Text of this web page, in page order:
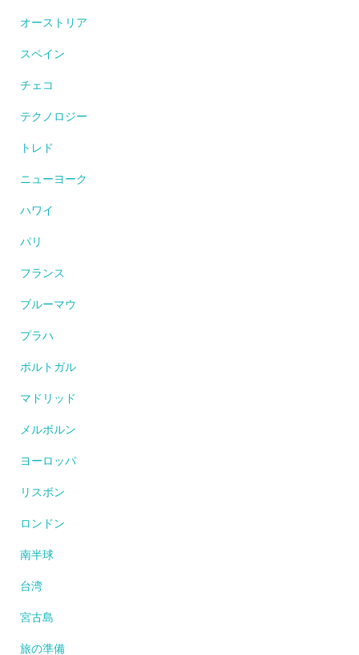
オーストリア
スペイン
チェコ
テクノロジー
トレド
ニューヨーク
ハワイ
パリ
フランス
ブルーマウ
プラハ
ポルトガル
マドリッド
メルボルン
ヨーロッパ
リスボン
ロンドン
南半球
台湾
宮古島
旅の準備